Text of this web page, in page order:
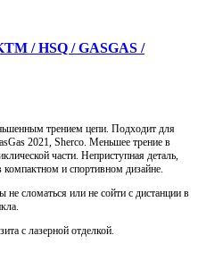
/ HSQ / GASGAS /
трением цепи. Подходит для
2021, Sherco. Меньшее трение в
части. Неприступная деталь,
и спортивном дизайне.
сломаться или не сойти с дистанции в
с лазерной отделкой.